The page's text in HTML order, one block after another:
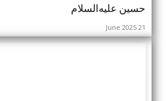
حسین علیه‌السلام
21 June 2025